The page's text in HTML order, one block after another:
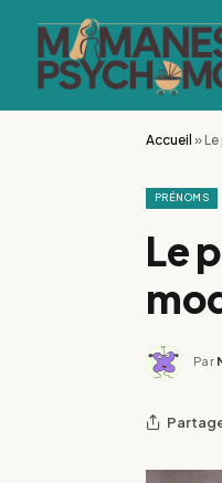
Accueil »
PRÉNOMS
Le
Par